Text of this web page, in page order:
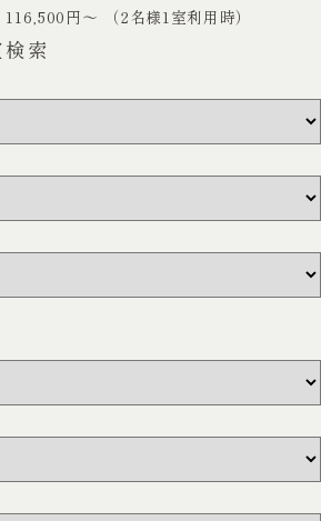
円～ （2名様1室利用時）
索